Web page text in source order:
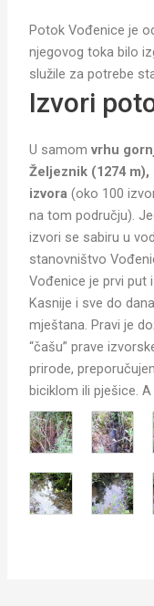
Potok Vođenice je
njegovog toka bilo
služile za potrebe
Izvori
U samomvrhu
Željeznik (1274
izvora (oko 100
na tom području).
izvori se sabiru u
stanovništvo
Vođenice je prvi put
Kasnije i sve do
mještana. Pravi je
“čašu” prave
prirode,
biciklom ili pješice.